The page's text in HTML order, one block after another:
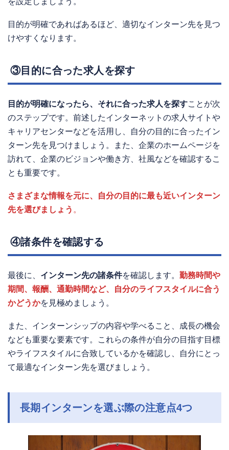
目的が明確であればあるほど、適切なインターン先を見つ
けやすくなります。
③目的に合った求人を探す
目的が明確になったら、それに合った求人を探すことが次
のステップです。前述したインターネットの求人サイトや
キャリアセンターなどを活用し、自分の目的に合ったイン
ターン先を見つけましょう。また、企業のホームページを
訪れて、企業のビジョンや働き方、社風などを確認するこ
とも重要です。
さまざまな情報を元に、自分の目的に最も近いインターン
先を選びましょう 。
④諸条件を確認する
最後に、 インターン先の諸条件を確認します。 勤務時間や
期間、報酬、通勤時間など、自分のライフスタイルに合う
かどうかを見極めましょう。
また、インターンシップの内容や学べること、成長の機会
なども重要な要素です。これらの条件が自分の目指す目標
やライフスタイルに合致しているかを確認し、自分にとっ
て最適なインターン先を選びましょう。
長期インターンを選ぶ際の注意点4つ